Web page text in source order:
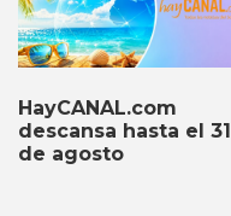
HayCANAL.com
descansa hasta el 31
de agosto